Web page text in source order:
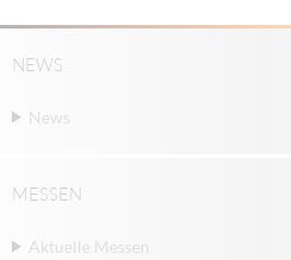
NEWS
News
MESSEN
Aktuelle Messen